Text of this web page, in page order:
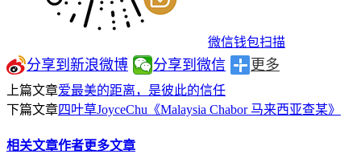
微信钱包扫描
分享到新浪微博 分享到微信 更多
上篇文章爱最美的距离，是彼此的信任
下篇文章四叶草JoyceChu《Malaysia Chabor 马来西亚查某》
相关文章作者更多文章